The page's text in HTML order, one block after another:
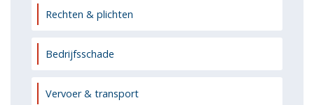
Rechten & plichten
Bedrijfsschade
Vervoer & transport